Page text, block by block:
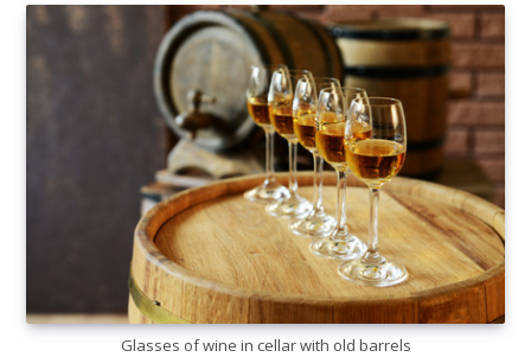
Glasses of wine in cellar with old barrels